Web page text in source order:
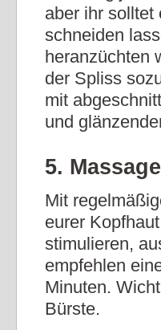
aber ihr solltet
schneiden
heranzüchten
der Spliss
mit
und
5.
Mit
eurer
stimulieren,
empfehlen
Minuten.
Bürste.